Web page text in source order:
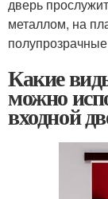
дверь
металлом, на
полупрозрачные
Какие
можно
входной